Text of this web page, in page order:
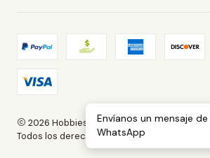
2026 Hobbies and Collectibles.
Todos los derechos reservados.
Envíanos un mensaje de
WhatsApp